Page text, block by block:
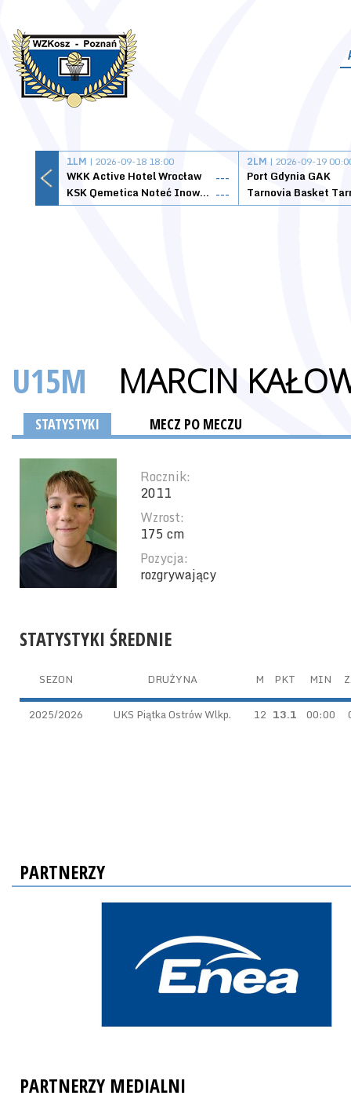
1LM | 2026-09-18 18:00
WKK Active Hotel Wrocław
---
KSK Qemetica Noteć Inowrocław ---
2LM | 2026-09-19
Port Gdynia GAK
U15M MARCIN
STATYSTYKI MECZ PO MECZU
Rocznik:
2011
Wzrost:
175 cm
Pozycja:
rozgrywający
STATYSTYKI ŚREDNIE
SEZON DRUŻYNA M PKT MIN
2025/2026 UKS Piątka Ostrów Wlkp. 12 13.1 00:00
PARTNERZY
PARTNERZY MEDIALNI